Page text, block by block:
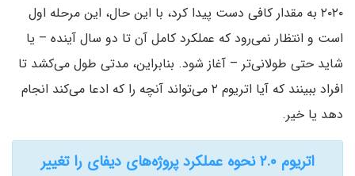
۲۰۲۰ به مقدار کافی دست پیدا کرد، با این حال، این مرحله اول
است و انتظار نمی‌رود که عملکرد کامل آن تا دو سال آینده – یا
شاید حتی طولانی‌تر – آغاز شود. بنابراین، مدتی طول می‌کشد تا
افراد ببینند که آیا اتریوم ۲ می‌تواند آنچه را که ادعا می‌کند انجام
دهد یا خیر.
اتریوم ۲.۰ نحوه عملکرد پروژه‌های دیفای را تغییر